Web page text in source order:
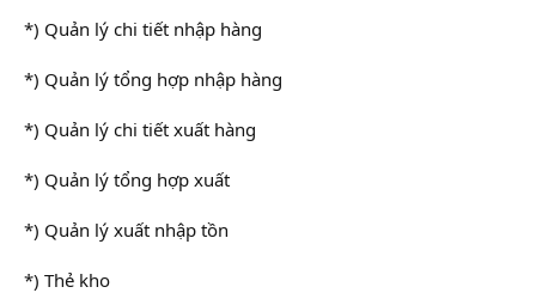
*) Quản lý chi tiết nhập hàng
*) Quản lý tổng hợp nhập hàng
*) Quản lý chi tiết xuất hàng
*) Quản lý tổng hợp xuất
*) Quản lý xuất nhập tồn
*) Thẻ kho